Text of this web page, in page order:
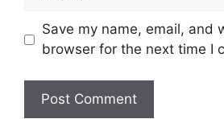
Save my name, email, and
browser for the next time I